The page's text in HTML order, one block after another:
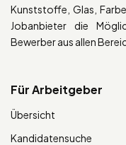
Kunststoffe, Glas,
Jobanbieter die
Bewerber aus allen
Für Arbeitgeber
Übersicht
Kandidatensuche